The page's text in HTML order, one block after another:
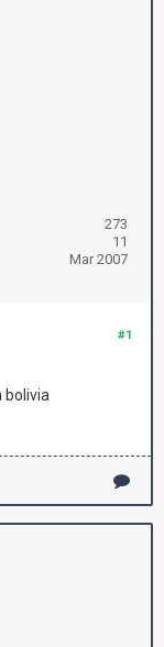
273
11
Mar 2007
#1
bolivia